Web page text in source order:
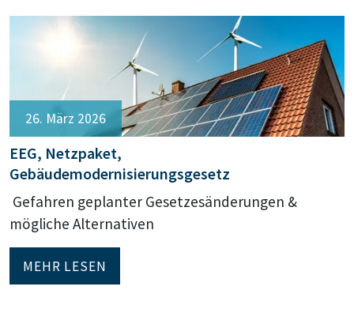
26. März 2026
EEG, Netzpaket,
Gebäudemodernisierungsgesetz
Gefahren geplanter Gesetzesänderungen &
mögliche Alternativen
MEHR LESEN